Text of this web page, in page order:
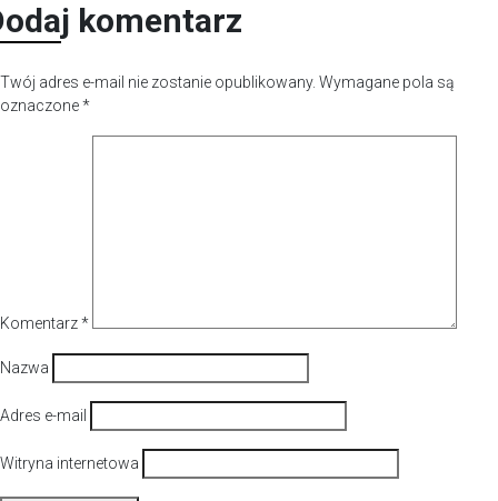
komentarz
Twój adres e-mail nie zostanie opublikowany. Wymagane pola są
oznaczone*
Komentarz*
Nazwa
Adres e-mail
Witryna internetowa